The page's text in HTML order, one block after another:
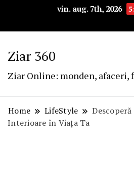
vin. aug. 7th, 2026
Ziar 360
Ziar Online: monden,
Home LifeStyle
Interioare în Viața Ta